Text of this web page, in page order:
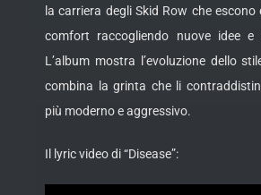
la carriera degli Skid Row che
comfort raccogliendo nuove idee e
L’album mostra l’evoluzione dello
combina la grinta che li
più moderno e aggressivo.
Il lyric video di “Disease”: